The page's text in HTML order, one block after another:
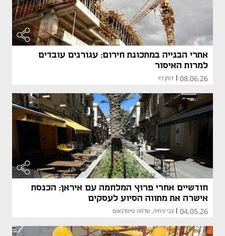
אתרי הבנייה במתכונת חירום: עגורנים עובדים
למרות האיסור
08.06.26 דותן לוי
חודשיים אחרי פרוץ המלחמה עם איראן: הכנסת
אישרה את מתווה הסיוע לעסקים
04.05.26
| צבי זרחיה, שלמה טייטלבאום